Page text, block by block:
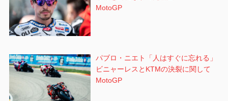
MotoGP
パブロ・ニエト「人はすぐに忘れる」
ビニャーレスとKTMの決裂に関して
MotoGP